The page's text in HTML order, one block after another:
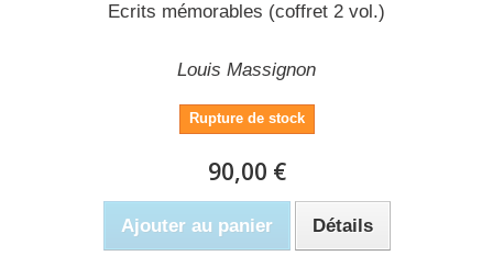
Ecrits mémorables (coffret 2 vol.)
Louis Massignon
Rupture de stock
90,00 €
Ajouter au panier Détails